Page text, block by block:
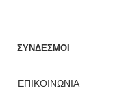
ΣΥΝΔΕΣΜΟΙ
ΕΠΙΚΟΙΝΩΝΙΑ